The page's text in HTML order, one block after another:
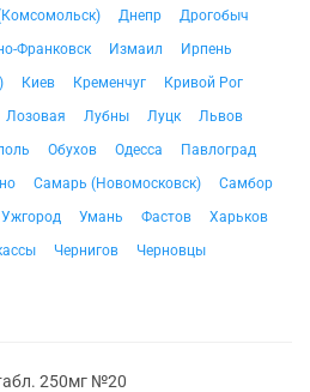
Днепр
Дрогобыч
Франковск Измаил
Ирпень
Киев Кременчуг
Кривой Рог
Лозовая Лубны Луцк
Львов
Обухов Одесса
Павлоград
Самарь (Новомосковск)
Самбор
Ужгород Умань Фастов
Харьков
Чернигов
Черновцы
250мг №20